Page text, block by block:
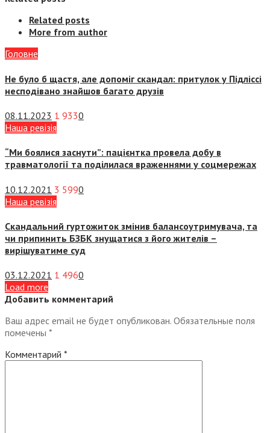
Related posts
More from author
Головне
Не було б щастя, але допоміг скандал: притулок у Підліссі
несподівано знайшов багато друзів
08.11.2023 1 9330
Наша ревізія
“Ми боялися заснути”: пацієнтка провела добу в
травматології та поділилася враженнями у соцмережах
10.12.2021 3 5990
Наша ревізія
Скандальний гуртожиток змінив балансоутримувача, та
чи припинить БЗБК знущатися з його жителів –
вирішуватиме суд
03.12.2021 1 4960
Load more
Добавить комментарий
Ваш адрес email не будет опубликован. Обязательные поля
помечены *
Комментарий *